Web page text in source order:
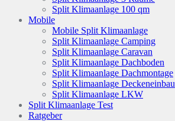
Split Klimaanlage 100 qm
Mobile
Mobile Split Klimaanlage
Split Klimaanlage Camping
Split Klimaanlage Caravan
Split Klimaanlage Dachboden
Split Klimaanlage Dachmontage
Split Klimaanlage Deckeneinbau
Split Klimaanlage LKW
Split Klimaanlage Test
Ratgeber